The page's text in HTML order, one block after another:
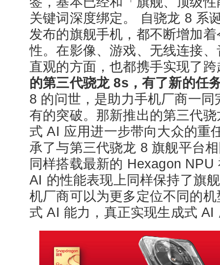
关键词深度绑定。 自骁龙 8 系
发布的旗舰手机，都不断增加
性。在影像、游戏、无线连接
直观的方面，也都携手实现了
的第三代骁龙 8s，有了新的任
8 的问世，是助力手机厂商一
有的突破。那新推出的第三代
式 AI 应用进一步带向大众的重
承了与第三代骁龙 8 旗舰平台
同样搭载最新的 Hexagon NPU
AI 的性能表现上同样保持了旗
机厂商可以为更多定位不同的
式 AI 能力，真正实现生成式 AI